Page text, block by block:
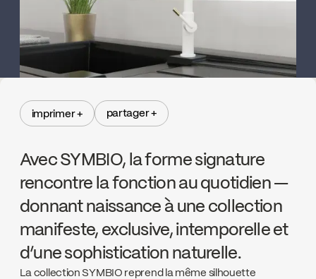
imprimer + partager +
Avec SYMBIO, la forme signature
rencontre la fonction au quotidien —
donnant naissance à une collection
manifeste, exclusive, intemporelle et
d’une sophistication naturelle.
La collection SYMBIO reprend la même silhouette